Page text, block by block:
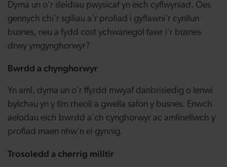
Dyma un o'r sleidiau pwysicaf yn eich cyflwyniad. Oes
gennych chi'r sgiliau a'r profiad i gyflawni'r cynllun
busnes, neu a fydd cost ychwanegol fawr i'r busnes
drwy ymgynghorwyr?
Bwrdd a chynghorwyr
Yn aml, dyma un o'r ffyrdd mwyaf danbrisiedig o lenwi
bylchau yn y tîm rheoli a gwella safon y busnes. Enwch
aelodau eich bwrdd a'ch cynghorwyr ac amlinellwch y
profiad maen nhw'n ei gynnig.
Trosoledd a cherrig milltir